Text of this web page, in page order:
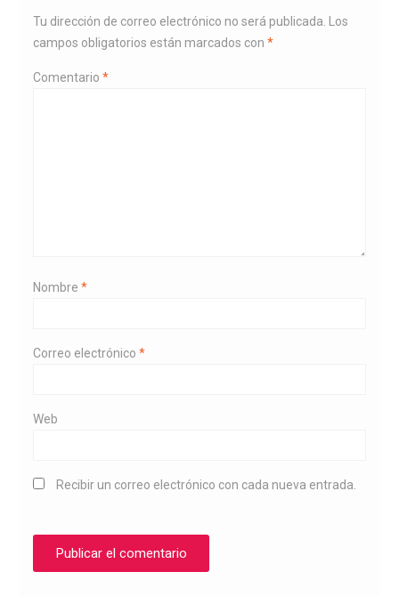
Tu dirección de correo electrónico no será publicada.
Los
campos obligatorios están marcados con *
Comentario *
Nombre *
Correo electrónico *
Web
Recibir un correo electrónico con cada nueva entrada.